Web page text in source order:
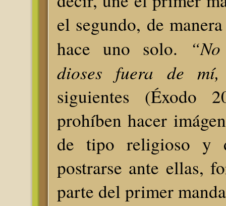
el segundo, de
hace uno solo.
dioses fuera de
siguientes (Éxodo
prohíben hacer
de tipo religioso y
postrarse ante ellas,
parte del primer